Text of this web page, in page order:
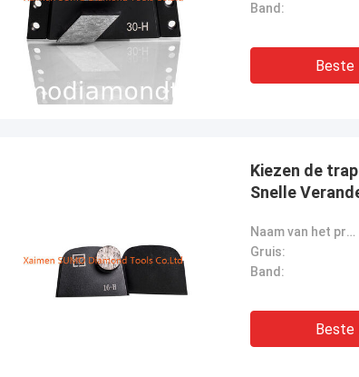
Band:
Beste
Kiezen de
Snelle
Naam van het product:
Gruis:
Band:
Beste